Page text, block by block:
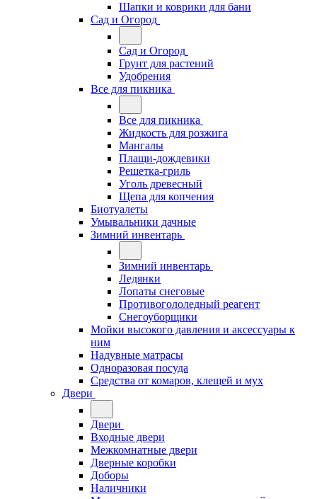
Шапки и коврики для бани
Сад и Огород
Сад и Огород
Грунт для растений
Удобрения
Все для пикника
Все для пикника
Жидкость для розжига
Мангалы
Плащи-дождевики
Решетка-гриль
Уголь древесный
Щепа для копчения
Биотуалеты
Умывальники дачные
Зимний инвентарь
Зимний инвентарь
Ледянки
Лопаты снеговые
Противогололедный реагент
Снегоуборщики
Мойки высокого давления и аксессуары к
ним
Надувные матрасы
Одноразовая посуда
Средства от комаров, клещей и мух
Двери
Двери
Входные двери
Межкомнатные двери
Дверные коробки
Доборы
Наличники